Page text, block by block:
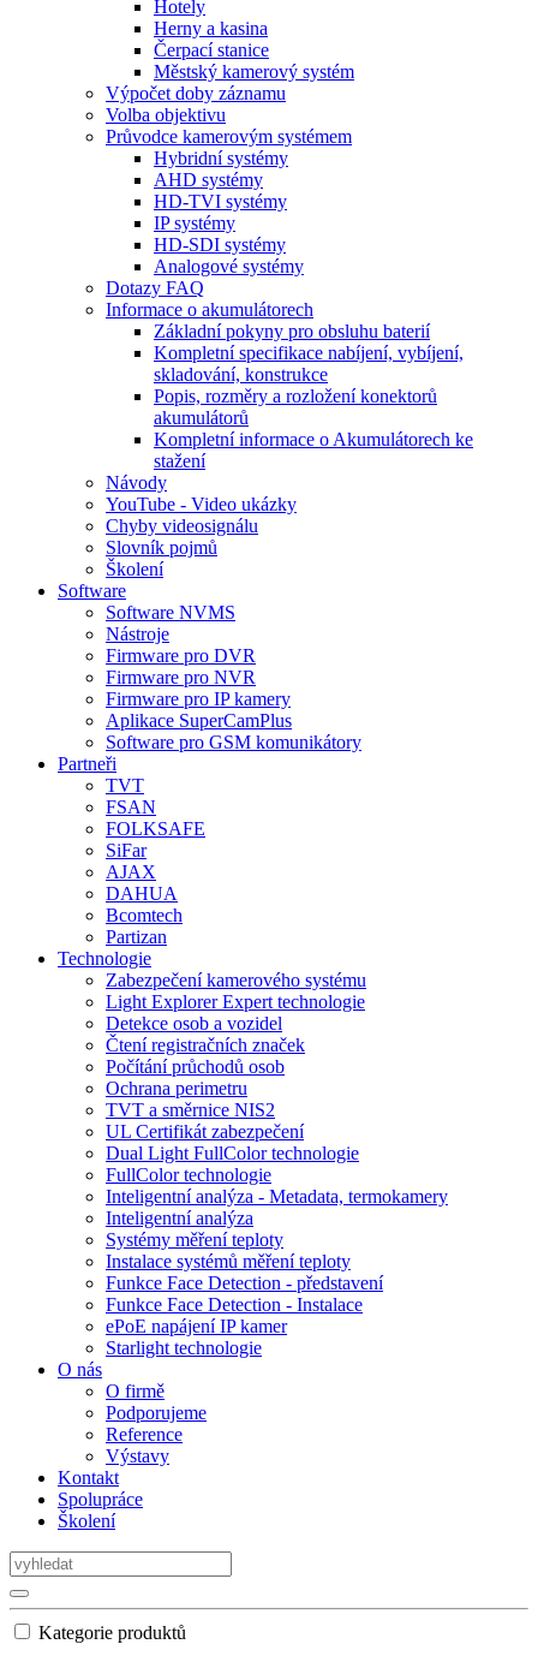
Hotely
Herny a kasina
Čerpací stanice
Městský kamerový systém
Výpočet doby záznamu
Volba objektivu
Průvodce kamerovým systémem
Hybridní systémy
AHD systémy
HD-TVI systémy
IP systémy
HD-SDI systémy
Analogové systémy
Dotazy FAQ
Informace o akumulátorech
Základní pokyny pro obsluhu baterií
Kompletní specifikace nabíjení, vybíjení,
skladování, konstrukce
Popis, rozměry a rozložení konektorů
akumulátorů
Kompletní informace o Akumulátorech ke
stažení
Návody
YouTube - Video ukázky
Chyby videosignálu
Slovník pojmů
Školení
Software
Software NVMS
Nástroje
Firmware pro DVR
Firmware pro NVR
Firmware pro IP kamery
Aplikace SuperCamPlus
Software pro GSM komunikátory
Partneři
TVT
FSAN
FOLKSAFE
SiFar
AJAX
DAHUA
Bcomtech
Partizan
Technologie
Zabezpečení kamerového systému
Light Explorer Expert technologie
Detekce osob a vozidel
Čtení registračních značek
Počítání průchodů osob
Ochrana perimetru
TVT a směrnice NIS2
UL Certifikát zabezpečení
Dual Light FullColor technologie
FullColor technologie
Inteligentní analýza - Metadata, termokamery
Inteligentní analýza
Systémy měření teploty
Instalace systémů měření teploty
Funkce Face Detection - představení
Funkce Face Detection - Instalace
ePoE napájení IP kamer
Starlight technologie
O nás
O firmě
Podporujeme
Reference
Výstavy
Kontakt
Spolupráce
Školení
Kategorie produktů